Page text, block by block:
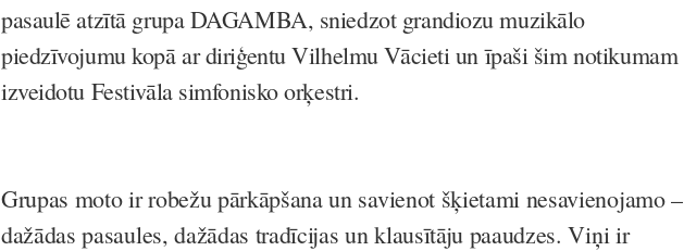
pasaulē atzītā grupa DAGAMBA, sniedzot grandiozu muzikālo
piedzīvojumu kopā ar diriģentu Vilhelmu Vācieti un īpaši šim notikumam
izveidotu Festivāla simfonisko orķestri.
Grupas moto ir robežu pārkāpšana un savienot šķietami nesavienojamo –
dažādas pasaules, dažādas tradīcijas un klausītāju paaudzes. Viņi ir